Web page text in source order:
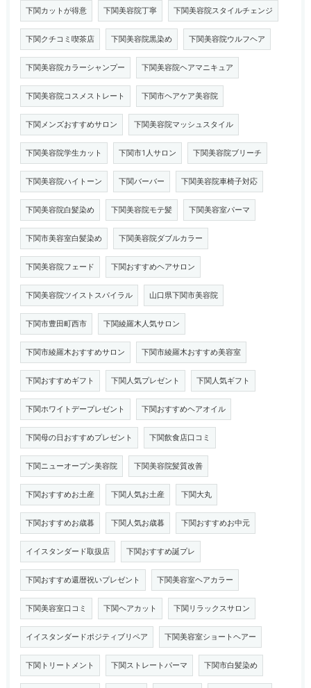
下関カットが得意 下関美容院丁寧 下関美容院スタイルチェンジ
下関クチコミ喫茶店 下関美容院黒染め 下関美容院ウルフヘア
下関美容院カラーシャンプー 下関美容院ヘアマニキュア
下関美容院コスメストレート 下関市ヘアケア美容院
下関メンズおすすめサロン 下関美容院マッシュスタイル
下関美容院学生カット 下関市1人サロン 下関美容院ブリーチ
下関美容院ハイトーン 下関バーバー 下関美容院車椅子対応
下関美容院白髪染め 下関美容院モテ髪 下関美容室パーマ
下関市美容室白髪染め 下関美容院ダブルカラー
下関美容院フェード 下関おすすめヘアサロン
下関美容院ツイストスパイラル 山口県下関市美容院
下関市豊田町西市 下関綾羅木人気サロン
下関市綾羅木おすすめサロン 下関市綾羅木おすすめ美容室
下関おすすめギフト 下関人気プレゼント 下関人気ギフト
下関ホワイトデープレゼント 下関おすすめヘアオイル
下関母の日おすすめプレゼント 下関飲食店口コミ
下関ニューオープン美容院 下関美容院髪質改善
下関おすすめお土産 下関人気お土産 下関大丸
下関おすすめお歳暮 下関人気お歳暮 下関おすすめお中元
イイスタンダード取扱店 下関おすすめ誕プレ
下関おすすめ還暦祝いプレゼント 下関美容室ヘアカラー
下関美容室口コミ 下関ヘアカット 下関リラックスサロン
イイスタンダードポジティブリペア 下関美容室ショートヘアー
下関トリートメント 下関ストレートパーマ 下関市白髪染め